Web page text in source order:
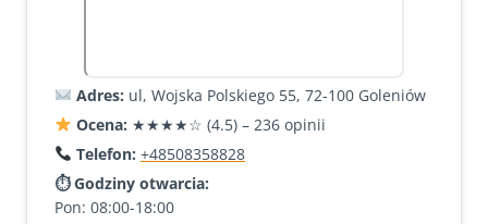
Adres: ul, Wojska Polskiego 55, 72-100 Goleniów
Ocena: ★★★★☆ (4.5) – 236 opinii
Telefon: +48508358828
⏱ Godziny otwarcia:
Pon: 08:00-18:00